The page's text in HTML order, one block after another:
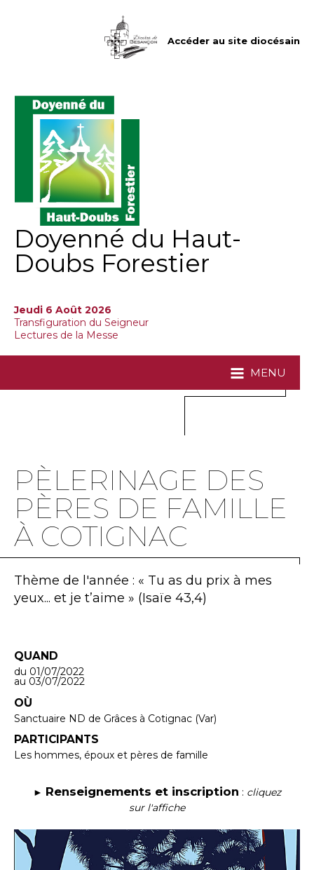
Accéder au site diocésain
Doyenné du Haut-
Doubs Forestier
Jeudi 6 Août 2026
Transfiguration du Seigneur
Lectures de la Messe
MENU
PÈLERINAGE DES
PÈRES DE FAMILLE
À COTIGNAC
Thème de l'année : « Tu as du prix à mes
yeux... et je t’aime » (Isaïe 43,4)
QUAND
du 01/07/2022
au 03/07/2022
OÙ
Sanctuaire ND de Grâces à Cotignac (Var)
PARTICIPANTS
Les hommes, époux et pères de famille
► Renseignements et inscription : cliquez
sur l'affiche